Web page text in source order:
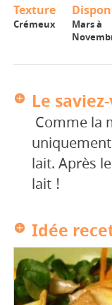
Texture
Crémeux
Mars à
Le
Comme la
lait. Après
lait !
Idée